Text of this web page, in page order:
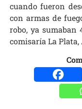
cuando fueron
con armas de
robo, ya sumaban
comisaría La